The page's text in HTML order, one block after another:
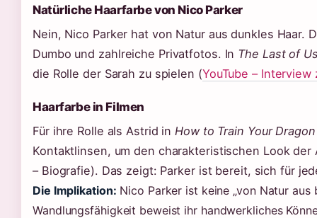
Natürliche Haarfarbe von Nico Parker
Nein, Nico Parker hat von Natur aus dunkles Haar.
Dumbo und zahlreiche Privatfotos. In The Last of
die Rolle der Sarah zu spielen (YouTube –
Haarfarbe in Filmen
Für ihre Rolle als Astrid in How to Train Your Dragon
Kontaktlinsen, um den charakteristischen Look
– Biografie). Das zeigt: Parker ist bereit, sich für
Die Implikation: Nico Parker ist keine „von Natur aus
Wandlungsfähigkeit beweist ihr handwerkliches